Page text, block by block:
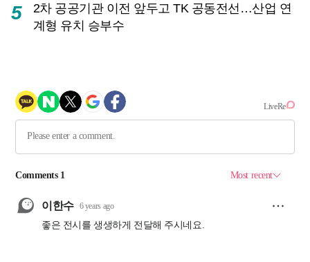
5
2차 공공기관 이전 앞두고 TK 공동전선…산업 연
계형 유치 승부수